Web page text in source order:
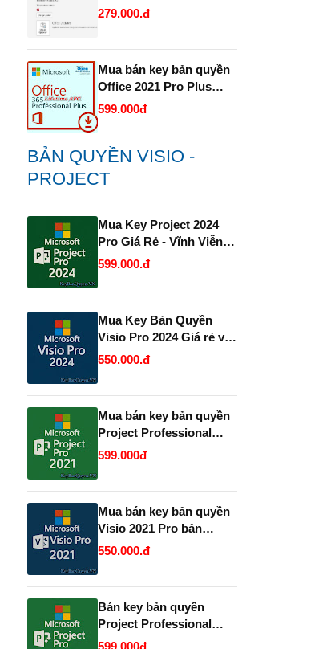
rẻ.
279.000.đ
Mua bán key bản quyền
Office 2021 Pro Plus
1PC trọn đời Full 32 Bit
và 64 Bit .
599.000đ
BẢN QUYỀN VISIO -
PROJECT
Mua Key Project 2024
Pro Giá Rẻ - Vĩnh Viễn
và Uy Tín.
599.000.đ
Mua Key Bản Quyền
Visio Pro 2024 Giá rẻ và
Vĩnh Viễn, Uy Tín.
550.000.đ
Mua bán key bản quyền
Project Professional
2021 Vĩnh Viễn - Giá Rẻ.
599.000đ
Mua bán key bản quyền
Visio 2021 Pro bản
quyền uy tín.
550.000.đ
Bán key bản quyền
Project Professional
2019 và 2021 Full 32 và
599.000đ